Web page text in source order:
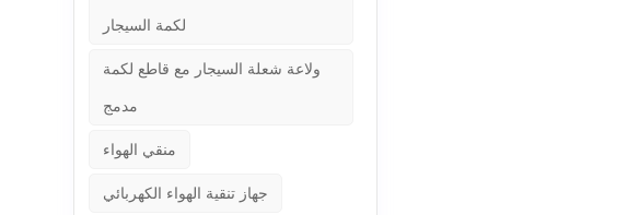
لكمة السيجار
ولاعة شعلة السيجار مع قاطع لكمة
مدمج
منقي الهواء
جهاز تنقية الهواء الكهربائي